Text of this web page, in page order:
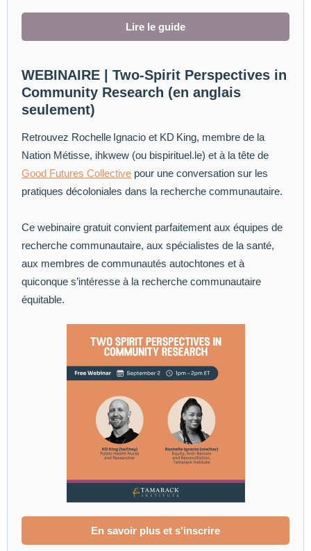
Lire le guide
WEBINAIRE | Two-Spirit Perspectives in
Community Research (en anglais
seulement)
Retrouvez Rochelle Ignacio et KD King, membre de la
Nation Métisse, ihkwew (ou bispirituel.le) et à la tête de
Good Futures Collective pour une conversation sur les
pratiques décoloniales dans la recherche communautaire.
Ce webinaire gratuit convient parfaitement aux équipes de
recherche communautaire, aux spécialistes de la santé,
aux membres de communautés autochtones et à
quiconque s’intéresse à la recherche communautaire
équitable.
En savoir plus et s'inscrire